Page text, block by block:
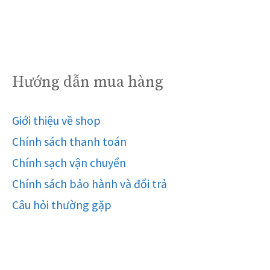
Hướng dẫn mua hàng
Giới thiệu về shop
Chính sách thanh toán
Chính sạch vận chuyển
Chính sách bảo hành và đổi trả
Câu hỏi thường gặp